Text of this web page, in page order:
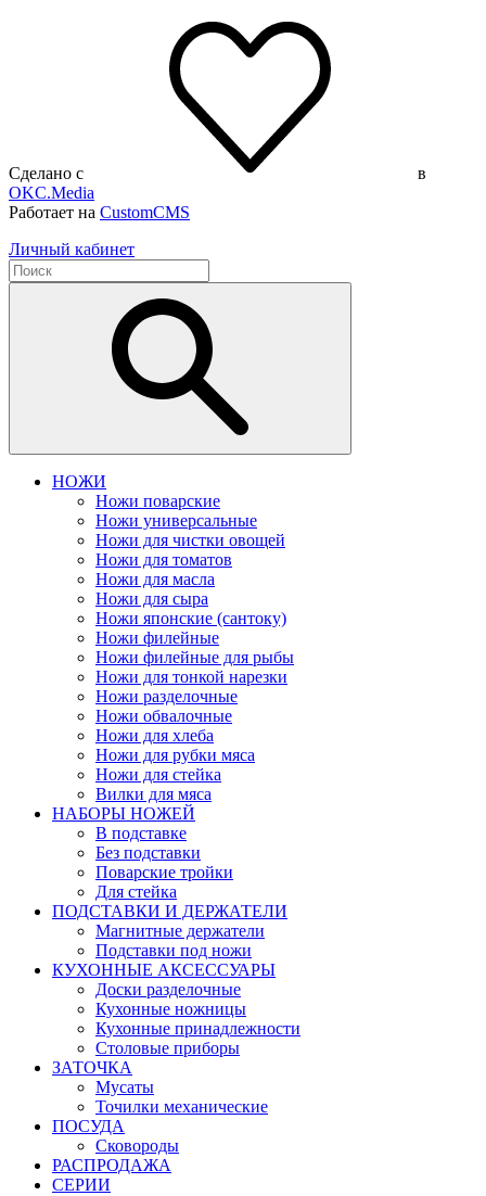
Сделано с
в
OKC.Media
Работает на CustomCMS
Личный кабинет
НОЖИ
Ножи поварские
Ножи универсальные
Ножи для чистки овощей
Ножи для томатов
Ножи для масла
Ножи для сыра
Ножи японские (сантоку)
Ножи филейные
Ножи филейные для рыбы
Ножи для тонкой нарезки
Ножи разделочные
Ножи обвалочные
Ножи для хлеба
Ножи для рубки мяса
Ножи для стейка
Вилки для мяса
НАБОРЫ НОЖЕЙ
В подставке
Без подставки
Поварские тройки
Для стейка
ПОДСТАВКИ И ДЕРЖАТЕЛИ
Магнитные держатели
Подставки под ножи
КУХОННЫЕ АКСЕССУАРЫ
Доски разделочные
Кухонные ножницы
Кухонные принадлежности
Столовые приборы
ЗАТОЧКА
Мусаты
Точилки механические
ПОСУДА
Сковороды
РАСПРОДАЖА
СЕРИИ